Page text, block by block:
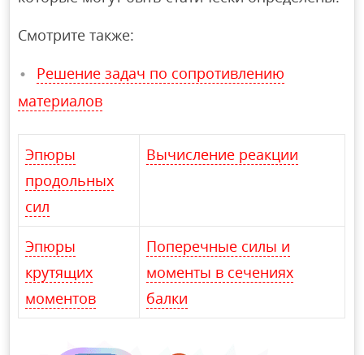
Смотрите также:
Решение задач по сопротивлению
материалов
Эпюры
продольных
сил
Вычисление реакции
Эпюры
крутящих
моментов
Поперечные силы и
моменты в сечениях
балки